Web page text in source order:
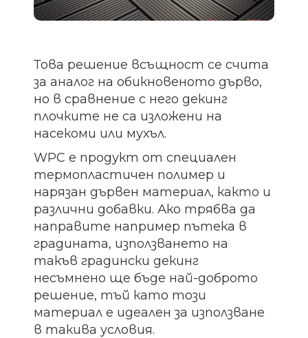
Това решение всъщност се счита
за аналог на обикновеното дърво,
но в сравнение с него декинг
плочките не са изложени на
насекоми или мухъл.
WPC е продукт от специален
термопластичен полимер и
нарязан дървен материал, както и
различни добавки. Ако трябва да
направите например пътека в
градината, използването на
такъв градински декинг
несъмнено ще бъде най-доброто
решение, тъй като този
материал е идеален за използване
в такива условия.